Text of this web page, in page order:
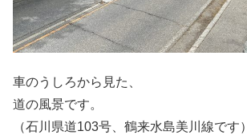
車のうしろから見た、
道の風景です。
（石川県道103号、鶴来水島美川線です）